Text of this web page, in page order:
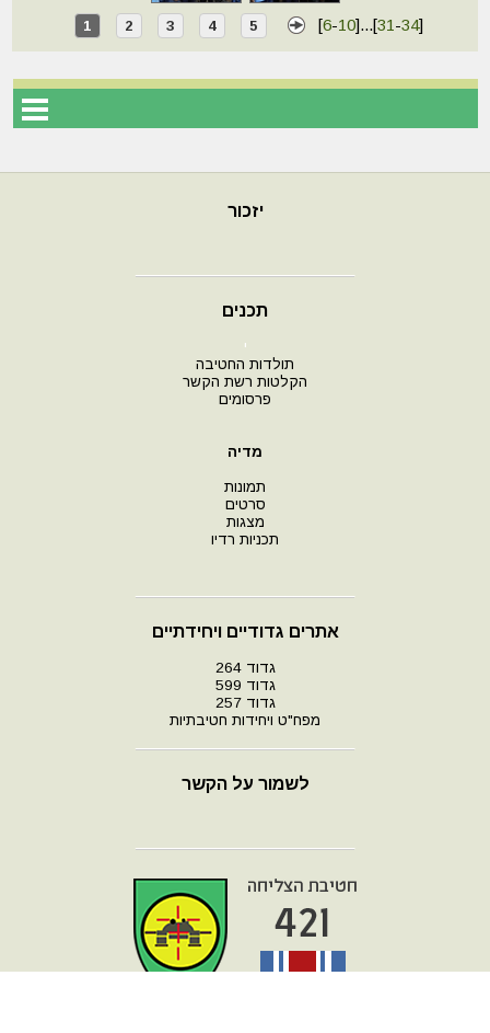
1 2 3 4 5 [6-10]...[31 -34]
יזכור
תכנים
י
תולדות החטיבה
הקלטות רשת הקשר
פרסומים
מדיה
תמונות
סרטים
מצגות
תכניות רדיו
אתרים גדודיים ויחידתיים
גדוד 264
גדוד 599
גדוד 257
מפח"ט ויחידות חטיבתיות
לשמור על הקשר